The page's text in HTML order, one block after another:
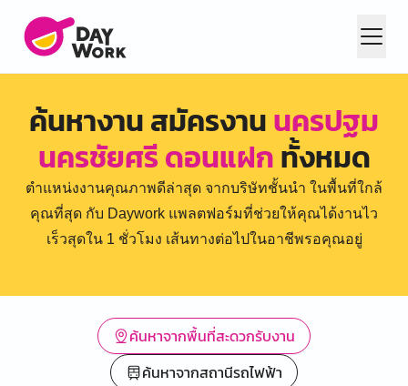
ค้นหางาน สมัครงานนครปฐม
นครชัยศรี ดอนแฝกทั้งหมด
ตำแหน่งงานคุณภาพดีล่าสุด จากบริษัทชั้นนำ ในพื้นที่ใกล้
คุณที่สุด กับ Daywork แพลตฟอร์มที่ช่วยให้คุณได้งานไว
เร็วสุดใน 1 ชั่วโมง เส้นทางต่อไปในอาชีพรอคุณอยู่
ค้นหาจากพื้นที่สะดวกรับงาน
ค้นหาจากสถานีรถไฟฟ้า